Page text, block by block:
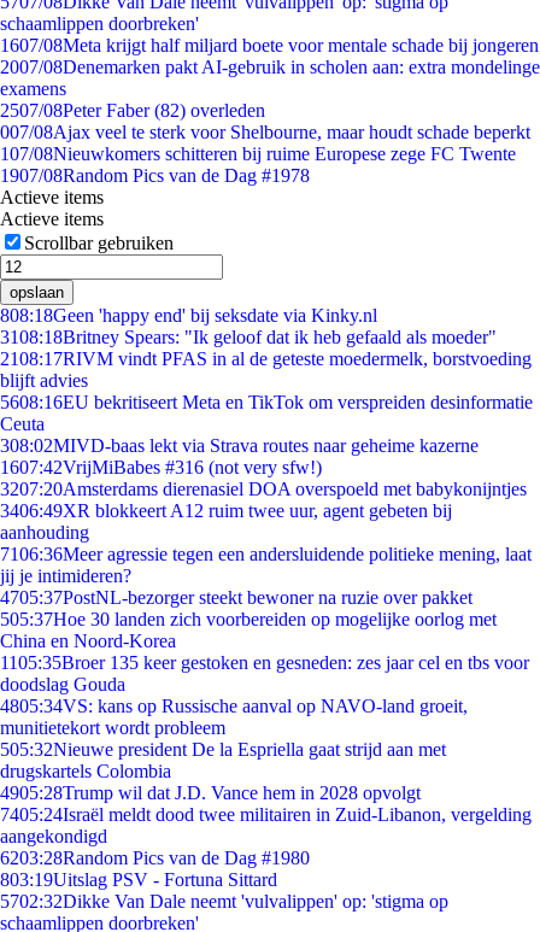
schaamlippen doorbreken'
1607/08Meta krijgt half miljard boete voor mentale schade bij jongeren
2007/08Denemarken pakt AI-gebruik in scholen aan: extra mondelinge
examens
2507/08Peter Faber (82) overleden
007/08Ajax veel te sterk voor Shelbourne, maar houdt schade beperkt
107/08Nieuwkomers schitteren bij ruime Europese zege FC Twente
1907/08Random Pics van de Dag #1978
Actieve items
Actieve items
Scrollbar gebruiken
opslaan
808:18Geen 'happy end' bij seksdate via Kinky.nl
3108:18Britney Spears: "Ik geloof dat ik heb gefaald als moeder"
2108:17RIVM vindt PFAS in al de geteste moedermelk, borstvoeding
blijft advies
5608:16EU bekritiseert Meta en TikTok om verspreiden desinformatie
Ceuta
308:02MIVD-baas lekt via Strava routes naar geheime kazerne
1607:42VrijMiBabes #316 (not very sfw!)
3207:20Amsterdams dierenasiel DOA overspoeld met babykonijntjes
3406:49XR blokkeert A12 ruim twee uur, agent gebeten bij
aanhouding
7106:36Meer agressie tegen een andersluidende politieke mening, laat
jij je intimideren?
4705:37PostNL-bezorger steekt bewoner na ruzie over pakket
505:37Hoe 30 landen zich voorbereiden op mogelijke oorlog met
China en Noord-Korea
1105:35Broer 135 keer gestoken en gesneden: zes jaar cel en tbs voor
doodslag Gouda
4805:34VS: kans op Russische aanval op NAVO-land groeit,
munitietekort wordt probleem
505:32Nieuwe president De la Espriella gaat strijd aan met
drugskartels Colombia
4905:28Trump wil dat J.D. Vance hem in 2028 opvolgt
7405:24Israël meldt dood twee militairen in Zuid-Libanon, vergelding
aangekondigd
6203:28Random Pics van de Dag #1980
803:19Uitslag PSV - Fortuna Sittard
5702:32Dikke Van Dale neemt 'vulvalippen' op: 'stigma op
schaamlippen doorbreken'